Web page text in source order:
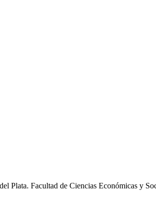
Plata. Facultad de Ciencias Económicas y